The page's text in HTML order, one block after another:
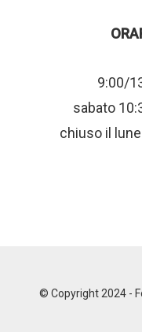
9:00/
sabato
chiuso il
© Copyright 2024 -